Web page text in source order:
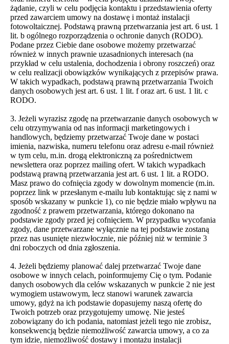
żądanie, czyli w celu podjęcia kontaktu i przedstawienia oferty
przed zawarciem umowy na dostawę i montaż instalacji
fotowoltaicznej. Podstawą prawną przetwarzania jest art. 6 ust. 1
lit. b ogólnego rozporządzenia o ochronie danych (RODO).
Podane przez Ciebie dane osobowe możemy przetwarzać
również w innych prawnie uzasadnionych interesach (na
przykład w celu ustalenia, dochodzenia i obrony roszczeń) oraz
w celu realizacji obowiązków wynikających z przepisów prawa.
W takich wypadkach, podstawą prawną przetwarzania Twoich
danych osobowych jest art. 6 ust. 1 lit. f oraz art. 6 ust. 1 lit. c
RODO.
3. Jeżeli wyrazisz zgodę na przetwarzanie danych osobowych w
celu otrzymywania od nas informacji marketingowych i
handlowych, będziemy przetwarzać Twoje dane w postaci
imienia, nazwiska, numeru telefonu oraz adresu e-mail również
w tym celu, m.in. drogą elektroniczną za pośrednictwem
newslettera oraz poprzez mailing ofert. W takich wypadkach
podstawą prawną przetwarzania jest art. 6 ust. 1 lit. a RODO.
Masz prawo do cofnięcia zgody w dowolnym momencie (m.in.
poprzez link w przesłanym e-mailu lub kontaktując się z nami w
sposób wskazany w punkcie 1), co nie będzie miało wpływu na
zgodność z prawem przetwarzania, którego dokonano na
podstawie zgody przed jej cofnięciem. W przypadku wycofania
zgody, dane przetwarzane wyłącznie na tej podstawie zostaną
przez nas usunięte niezwłocznie, nie później niż w terminie 3
dni roboczych od dnia zgłoszenia.
4. Jeżeli będziemy planować dalej przetwarzać Twoje dane
osobowe w innych celach, poinformujemy Cię o tym. Podanie
danych osobowych dla celów wskazanych w punkcie 2 nie jest
wymogiem ustawowym, lecz stanowi warunek zawarcia
umowy, gdyż na ich podstawie dopasujemy naszą ofertę do
Twoich potrzeb oraz przygotujemy umowę. Nie jesteś
zobowiązany do ich podania, natomiast jeżeli tego nie zrobisz,
konsekwencją będzie niemożliwość zawarcia umowy, a co za
tym idzie, niemożliwość dostawy i montażu instalacji